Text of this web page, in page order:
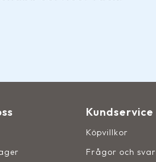
Kundservice
Köpvillkor
Frågor och svar